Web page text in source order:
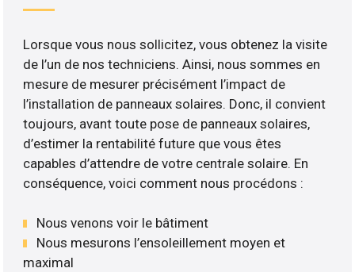
Lorsque vous nous sollicitez, vous obtenez la visite
de l’un de nos techniciens. Ainsi, nous sommes en
mesure de mesurer précisément l’impact de
l’installation de panneaux solaires. Donc, il convient
toujours, avant toute pose de panneaux solaires,
d’estimer la rentabilité future que vous êtes
capables d’attendre de votre centrale solaire. En
conséquence, voici comment nous procédons :
Nous venons voir le bâtiment
Nous mesurons l’ensoleillement moyen et
maximal